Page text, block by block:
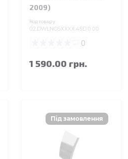
2009)
Код товару:
02.DWLNOSXXXX.4SD.0.00
0
1 590.00 грн.